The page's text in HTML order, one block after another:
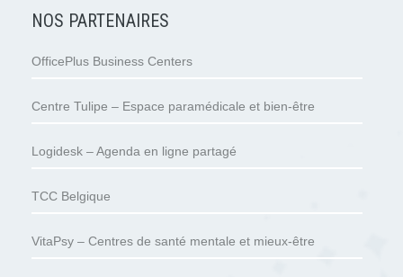
NOS PARTENAIRES
OfficePlus Business Centers
Centre Tulipe – Espace paramédicale et bien-être
Logidesk – Agenda en ligne partagé
TCC Belgique
VitaPsy – Centres de santé mentale et mieux-être